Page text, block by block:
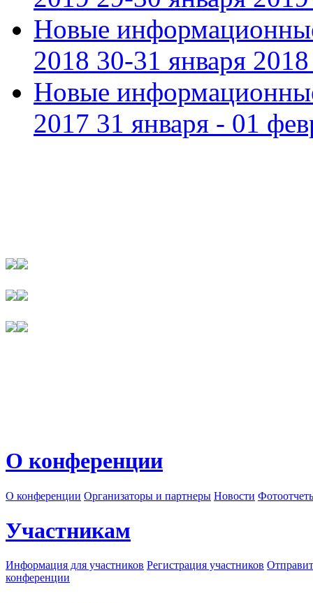
Новые
2018 30-31 января 2018
Новые
2017 31 января - 01
О конференции
О конференции Организаторы и партнеры Новости
Участникам
Информация для участников Регистрация участников
конференции